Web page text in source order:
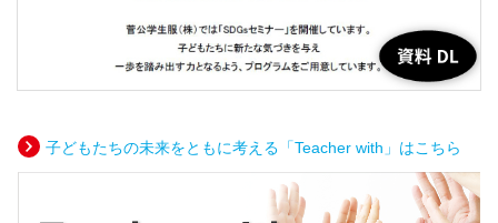
子どもたちの未来をともに考える「Teacher with」はこちら